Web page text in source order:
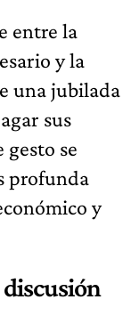
entre la
y la
una jubilada
sus
gesto se
profunda
y